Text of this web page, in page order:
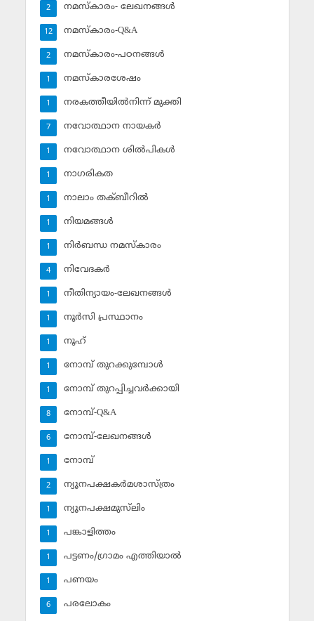
നമസ്‌കാരം- ലേഖനങ്ങള്‍
2
നമസ്‌കാരം-Q&A
12
നമസ്‌കാരം-പഠനങ്ങള്‍
2
നമസ്‌കാരശേഷം
1
നരകത്തീയില്‍നിന്ന് മുക്തി
1
നവോത്ഥാന നായകര്‍
7
നവോത്ഥാന ശില്‍പികള്‍
1
നാഗരികത
1
നാലാം തക്ബീറില്‍
1
നിയമങ്ങള്‍
1
നിര്‍ബന്ധ നമസ്‌കാരം
1
നിവേദകര്‍
4
നീതിന്യായം-ലേഖനങ്ങള്‍
1
നൂര്‍സി പ്രസ്ഥാനം
1
നൂഹ്‌
1
നോമ്പ് തുറക്കുമ്പോള്‍
1
നോമ്പ് തുറപ്പിച്ചവര്‍ക്കായി
1
നോമ്പ്-Q&A
8
നോമ്പ്-ലേഖനങ്ങള്‍
6
നോമ്പ്‌
1
ന്യൂനപക്ഷകര്‍മശാസ്ത്രം
2
ന്യൂനപക്ഷമുസ്‌ലിം
1
പങ്കാളിത്തം
1
പട്ടണം/ഗ്രാമം എത്തിയാല്‍
1
പണയം
1
പരലോകം
6